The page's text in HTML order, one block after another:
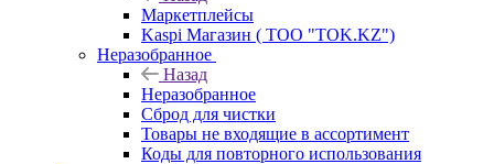
Маркетплейсы
Kaspi Магазин ( ТОО "TOK.KZ")
Неразобранное
Назад
Неразобранное
Сброд для чистки
Товары не входящие в ассортимент
Коды для повторного использования